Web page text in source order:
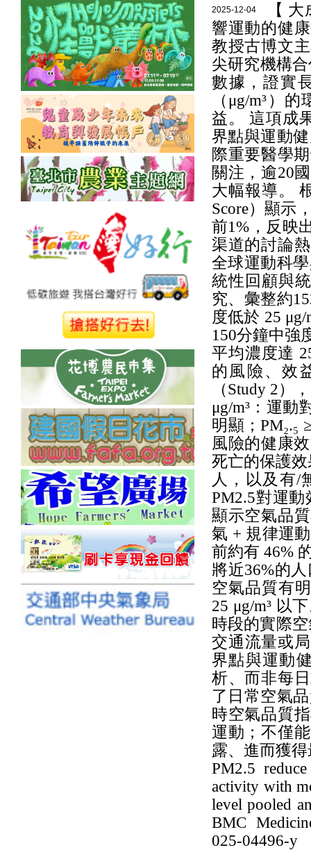
2025-12-04
【
響運動的健
教授古博文
尖研究機構
數據，證實
（μg/m³）
益。 這項成
界點與運動
際重要醫學
關注，逾20
大幅報導。
Score）顯示
前1%，反映
渠道的討論
全球運動科
統性回顧與
究、彙整約
度低於 25
150分鐘中強
平均濃度達
的風險、效
（Study 2）
μg/m³：運動
明顯；PM₂.₅
風險的健康
死亡的保護
人，以及有/
PM2.5對運
顯示空氣品
氣 + 規律運
前約有 46%
將近36%的
空氣品質有
25 μg/m³ 以
時段的實際
交通流量或
界點與運動
析、而非每
了日常空氣
時空氣品質
運動；不僅
露、進而獲得
PM2.5
activity with
level pooled
BMC
025-04496-y